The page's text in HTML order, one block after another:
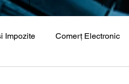
Impozite Comerț Electronic